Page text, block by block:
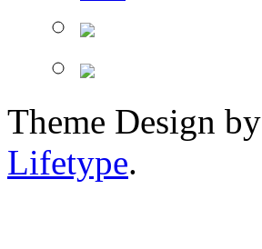
Theme Design by
Lifetype.